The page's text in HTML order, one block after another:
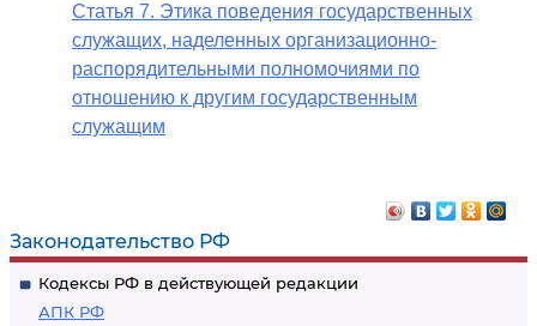
Законодательство РФ
Кодексы РФ в действующей редакции
АПК РФ
Статья 7. Этика поведения государственных
служащих, наделенных организационно-
распорядительными полномочиями по
отношению к другим государственным
служащим